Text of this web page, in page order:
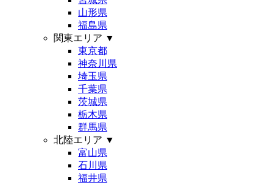
山形県
福島県
関東エリア ▼
東京都
神奈川県
埼玉県
千葉県
茨城県
栃木県
群馬県
北陸エリア ▼
富山県
石川県
福井県